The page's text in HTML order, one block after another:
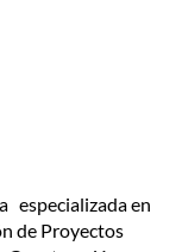
especializada en
de Proyectos